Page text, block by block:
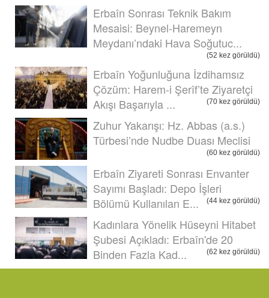
Erbaîn Sonrası Teknik Bakım
Mesaisi: Beynel-Haremeyn
Meydanı’ndaki Hava Soğutuc...
(52 kez görüldü)
Erbaîn Yoğunluğuna İzdihamsız
Çözüm: Harem-i Şerîf’te Ziyaretçi
Akışı Başarıyla ...
(70 kez görüldü)
Zuhur Yakarışı: Hz. Abbas (a.s.)
Türbesi’nde Nudbe Duası Meclisi
(60 kez görüldü)
Erbaîn Ziyareti Sonrası Envanter
Sayımı Başladı: Depo İşleri
Bölümü Kullanılan E...
(44 kez görüldü)
Kadınlara Yönelik Hüseyni Hitabet
Şubesi Açıkladı: Erbaîn'de 20
Binden Fazla Kad...
(62 kez görüldü)